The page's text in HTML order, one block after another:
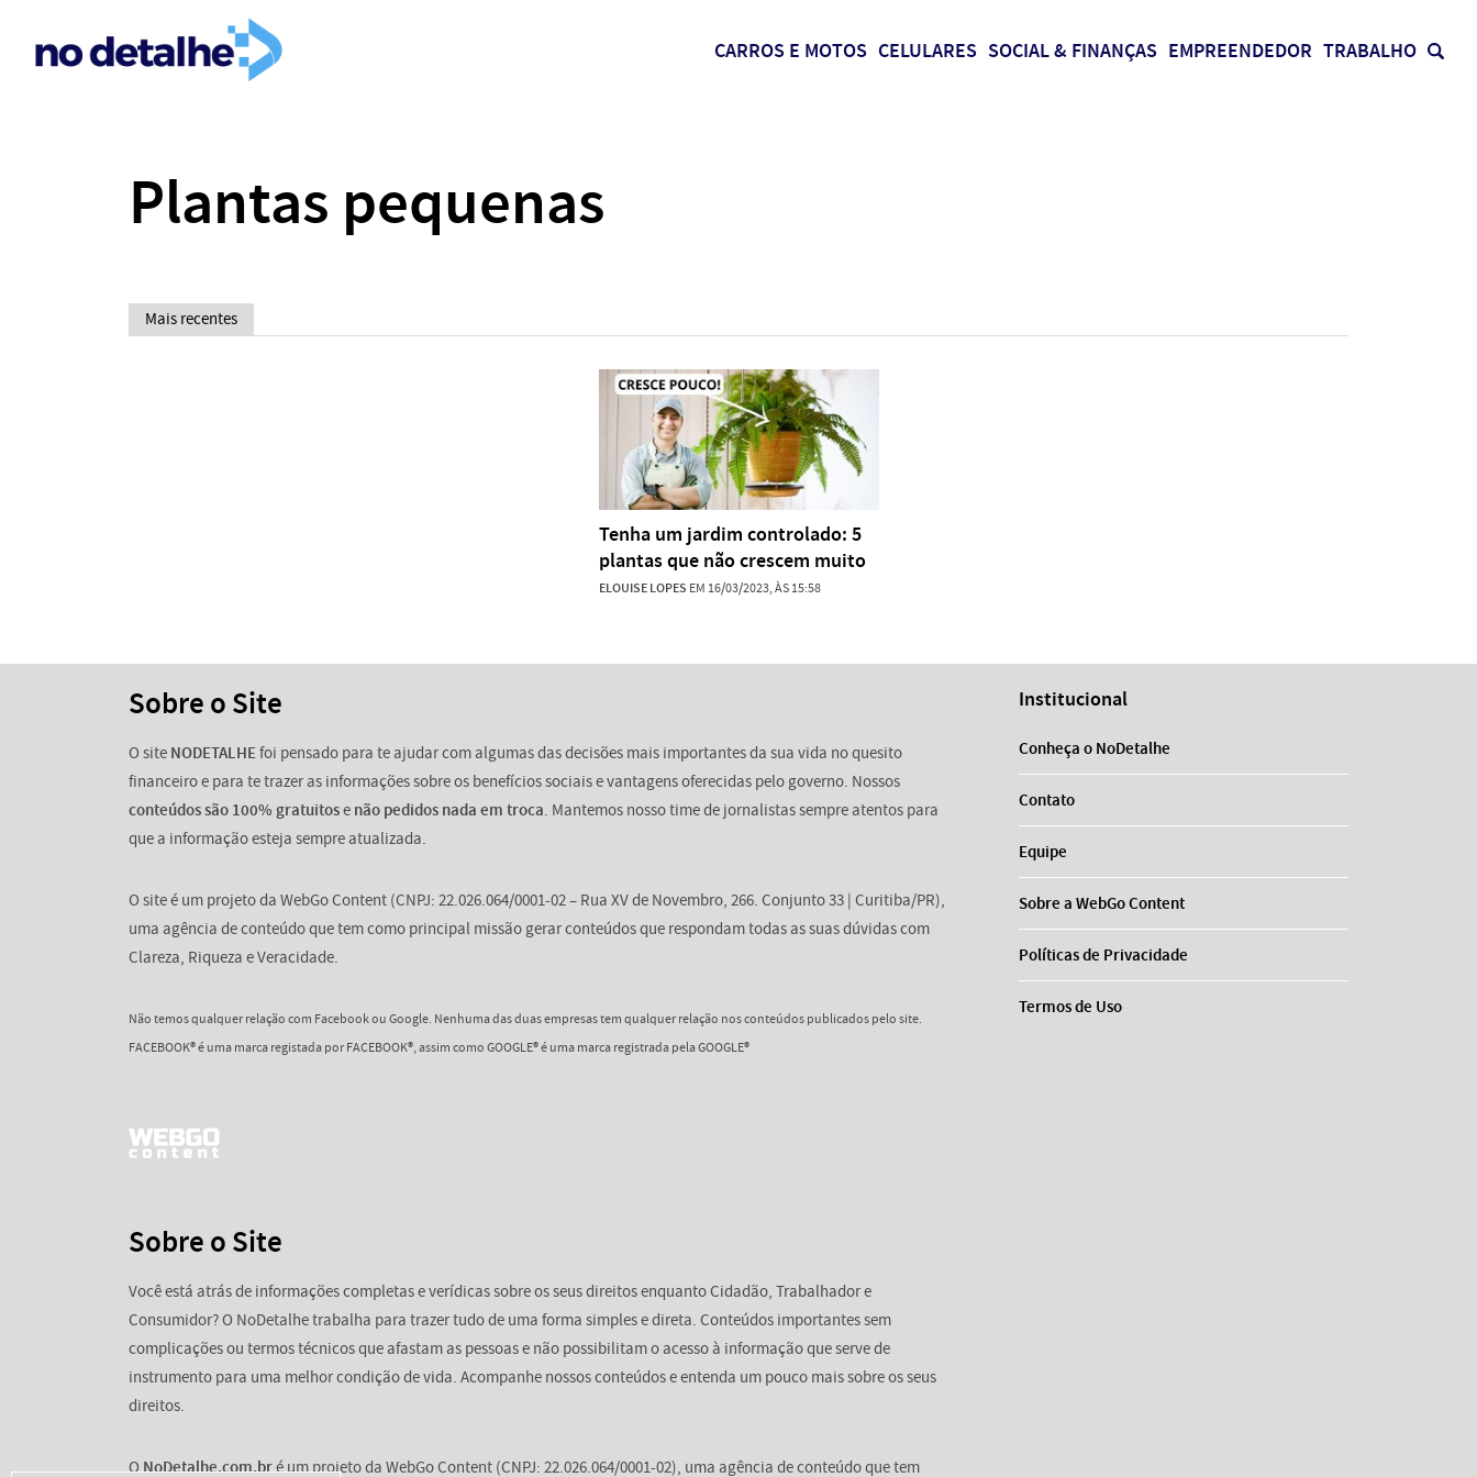
CARROS E MOTOS CELULARES SOCIAL & FINANÇAS EMPREENDEDOR TRABALHO
Plantas pequenas
Mais recentes
Tenha um jardim controlado: 5
plantas que não crescem muito
ELOUISE LOPES EM 16/03/2023, ÀS 15:58
Sobre o Site
O site NODETALHEfoi pensado para te ajudar com algumas das decisões mais importantes da sua vida no quesito
financeiro e para te trazer as informações sobre os benefícios sociais e vantagens oferecidas pelo governo. Nossos
conteúdos são 100% gratuitose não pedidos nada em troca. Mantemos nosso time de jornalistas sempre atentos para
que a informação esteja sempre atualizada.
O site é um projeto da WebGo Content (CNPJ: 22.026.064/0001-02 – Rua XV de Novembro, 266. Conjunto 33 | Curitiba/PR),
uma agência de conteúdo que tem como principal missão gerar conteúdos que respondam todas as suas dúvidas com
Clareza, Riqueza e Veracidade.
Não temos qualquer relação com Facebook ou Google. Nenhuma das duas empresas tem qualquer relação nos conteúdos publicados pelo site.
FACEBOOK® é uma marca registada por FACEBOOK®, assim como GOOGLE® é uma marca registrada pela GOOGLE®
Sobre o Site
Você está atrás de informações completas e verídicas sobre os seus direitos enquanto Cidadão, Trabalhador e
Consumidor? O NoDetalhe trabalha para trazer tudo de uma forma simples e direta. Conteúdos importantes sem
complicações ou termos técnicos que afastam as pessoas e não possibilitam o acesso à informação que serve de
instrumento para uma melhor condição de vida. Acompanhe nossos conteúdos e entenda um pouco mais sobre os seus
direitos.
ONoDetalhe.com.bré um projeto da WebGo Content (CNPJ: 22.026.064/0001-02), uma agência de conteúdo que tem
Institucional
Conheça o NoDetalhe
Contato
Equipe
Sobre a WebGo Content
Políticas de Privacidade
Termos de Uso